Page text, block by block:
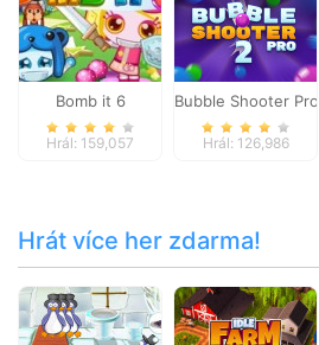
Bomb it 6
Hrál: 159,057
Bubble Shooter Pro
Hrál: 126,986
Hrát více her zdarma!